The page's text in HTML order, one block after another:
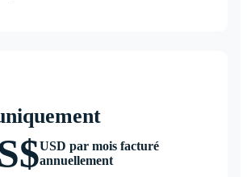
USD par mois facturé
annuellement